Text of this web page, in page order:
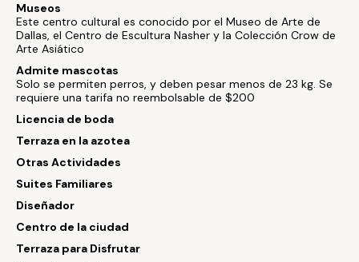
Museos
Este centro cultural es conocido por el Museo de Arte de
Dallas, el Centro de Escultura Nasher y la Colección Crow de
Arte Asiático
Admite mascotas
Solo se permiten perros, y deben pesar menos de 23 kg. Se
requiere una tarifa no reembolsable de $200
Licencia de boda
Terraza en la azotea
Otras Actividades
Suites Familiares
Diseñador
Centro de la ciudad
Terraza para Disfrutar